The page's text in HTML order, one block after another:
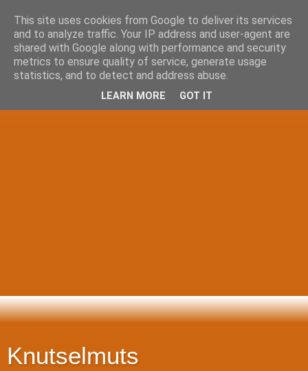
Knutselmuts
This site uses cookies from Google to deliver its services
and to analyze traffic. Your IP address and user-agent are
shared with Google along with performance and security
metrics to ensure quality of service, generate usage
statistics, and to detect and address abuse.
LEARN MORE GOT IT